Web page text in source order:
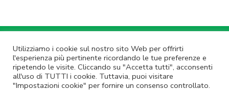
Utilizziamo i cookie sul nostro sito Web per offrirti
l'esperienza più pertinente ricordando le tue preferenze e
ripetendo le visite. Cliccando su "Accetta tutti", acconsenti
all'uso di TUTTI i cookie. Tuttavia, puoi visitare
"Impostazioni cookie" per fornire un consenso controllato.
Annulla Iscrizione |Privacy Policy
Non rispondere a questa email.Contatta Lazio Innova
© Lazio Innova SpA – Via dell’Amba Aradam, 9 – 00184 Roma – Tel.
06.60.51.60 – P.IVA 05950941004